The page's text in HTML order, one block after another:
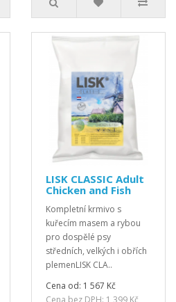
LISK CLASSIC Adult
Chicken and Fish
Kompletní krmivo s
kuřecím masem a rybou
pro dospělé psy
středních, velkých i obřích
plemenLISK CLA..
Cena od: 1 567 Kč